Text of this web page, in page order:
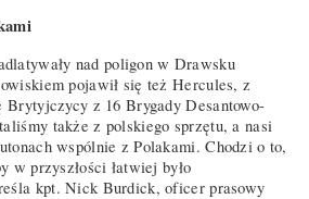
nad poligon w Drawsku
pojawił się też Hercules, z
Brytyjczycy z 16 Brygady Desantowo-
także z polskiego sprzętu, a nasi
wspólnie z Polakami. Chodzi o to,
w przyszłości łatwiej było
kpt. Nick Burdick, oficer prasowy